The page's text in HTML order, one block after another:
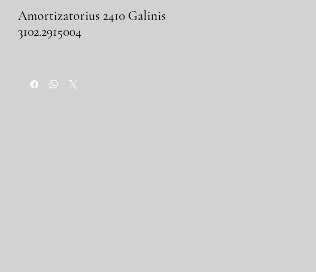
Amortizatorius 2410 Galinis
3102.2915004